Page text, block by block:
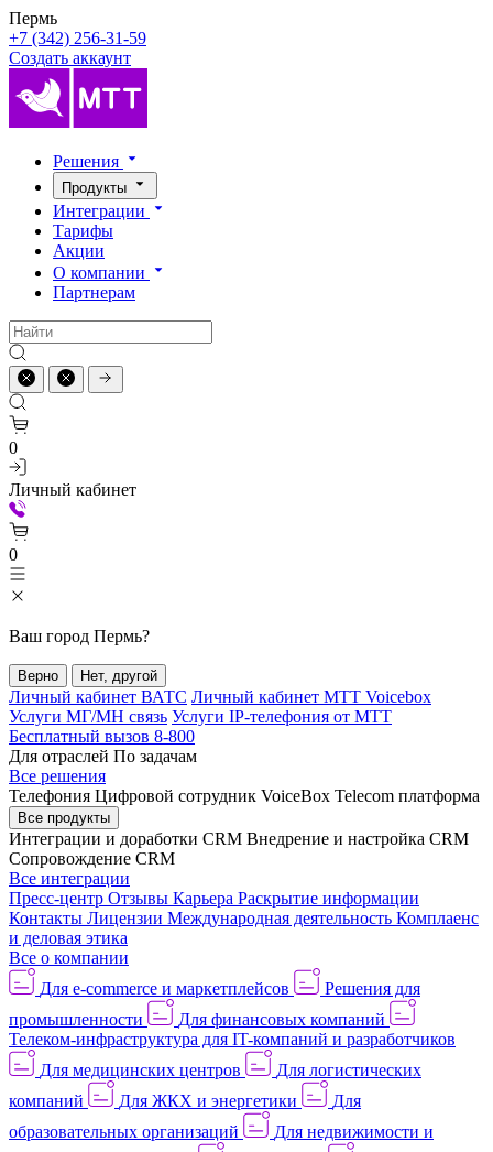
Пермь
+7 (342) 256-31-59
Создать аккаунт
Решения
Продукты
Интеграции
Тарифы
Акции
О компании
Партнерам
0
Личный кабинет
0
Ваш город Пермь?
Верно Нет, другой
Личный кабинет ВАТС Личный кабинет МТТ Voicebox
Услуги МГ/МН связь Услуги IP-телефония от МТТ
Бесплатный вызов 8-800
Для отраслей По задачам
Все решения
Телефония Цифровой сотрудник VoiceBox Telecom платформа
Все продукты
Интеграции и доработки CRM Внедрение и настройка CRM
Сопровождение CRM
Все интеграции
Пресс-центр Отзывы Карьера Раскрытие информации
Контакты Лицензии Международная деятельность Комплаенс
и деловая этика
Все о компании
Для e-commerce и маркетплейсов
Решения для
промышленности
Для финансовых компаний
Телеком-инфраструктура для IT-компаний и разработчиков
Для медицинских центров
Для логистических
компаний
Для ЖКХ и энергетики
Для
образовательных организаций
Для недвижимости и